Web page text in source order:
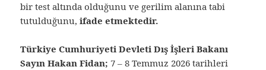
bir test altında olduğunu ve gerilim alanına tabi
tutulduğunu,ifade etmektedir.
Türkiye Cumhuriyeti Devleti Dış İşleri Bakanı
Sayın Hakan Fidan; 7 – 8 Temmuz 2026 tarihleri